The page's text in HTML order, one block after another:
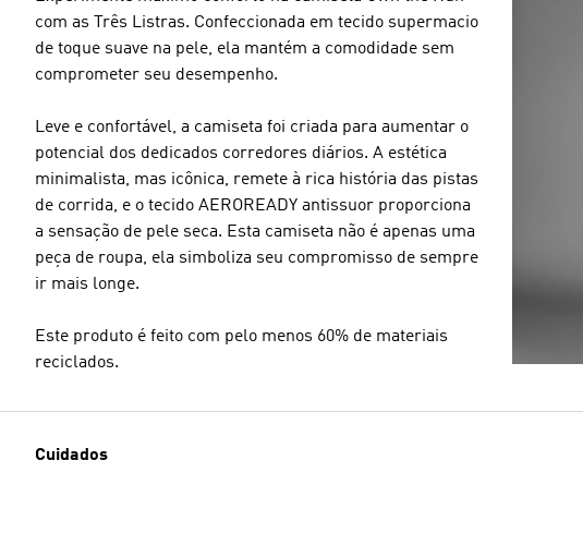
com as Três Listras. Confeccionada em tecido supermacio
de toque suave na pele, ela mantém a comodidade sem
comprometer seu desempenho.
Leve e confortável, a camiseta foi criada para aumentar o
potencial dos dedicados corredores diários. A estética
minimalista, mas icônica, remete à rica história das pistas
de corrida, e o tecido AEROREADY antissuor proporciona
a sensação de pele seca. Esta camiseta não é apenas uma
peça de roupa, ela simboliza seu compromisso de sempre
ir mais longe.
Este produto é feito com pelo menos 60% de materiais
reciclados.
Cuidados